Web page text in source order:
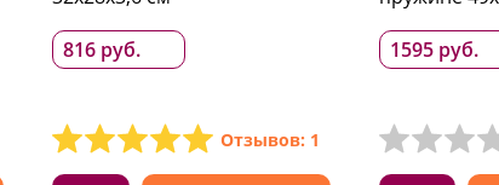
816 руб.
Отзывов: 1
1595 руб.